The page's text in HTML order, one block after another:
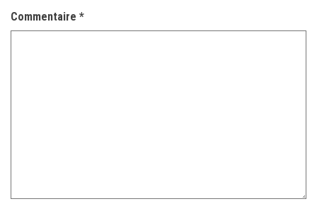
Commentaire *